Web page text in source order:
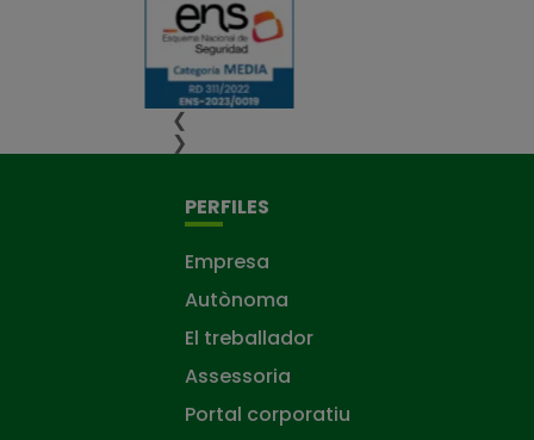
❮
❯
PERFILES
Empresa
Autònoma
El treballador
Assessoria
Portal corporatiu